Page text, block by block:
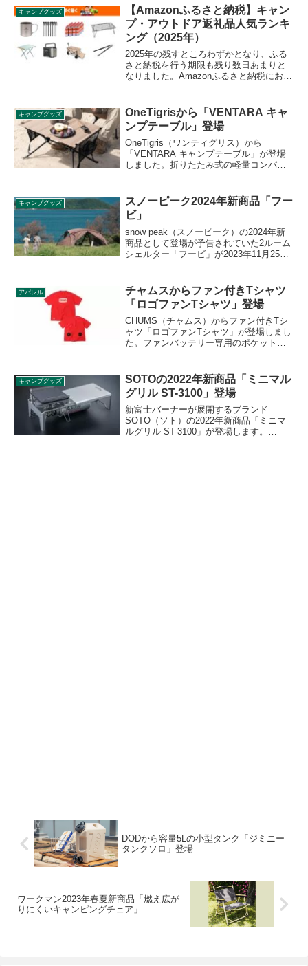
ことで、重い荷物を上に積んだり荷崩れ
を防ぐ事ができます。詳細をレビューし
ます。
キャンプグッズ
【Amazonふるさと納税】キャン
プ・アウトドア返礼品人気ランキ
ング（2025年）
2025年の残すところわずかとなり、ふる
さと納税を行う期限も残り数日あまりと
なりました。Amazonふるさと納税におけ
30日のランキングにおいて、キャンプ・
アウトドア返礼品に絞ってランキングを
ご紹介します。
キャンプグッズ
OneTigrisから「VENTARA キャ
ンプテーブル」登場
OneTigris（ワンティグリス）から
「VENTARA キャンプテーブル」が登場
しました。折りたたみ式の軽量コンパク
ており、非常にコンパクトに持ち運ぶこ
とができます。詳細をレビューします。
キャンプグッズ
スノーピーク2024年新商品「フー
ビ」
snow peak（スノーピーク）の2024年新
商品として登場が予告されていた2ルーム
シェルター「フービ」が2023年11月25日
けるフレームを無くし、​大きく開くフロ
ントパネルを採用したシェルターです。
詳細をレビューします。
アパレル
チャムスからファン付きTシャツ
「ロゴファンTシャツ」登場
CHUMS（チャムス）からファン付きTシ
ャツ「ロゴファンTシャツ」が登場しまし
た。ファンバッテリー専用のポケットが
ロゴが描かれています。詳細をレビュー
します。
キャンプグッズ
SOTOの2022年新商品「ミニマル
グリル ST-3100」登場
新富士バーナーが展開するブランド
SOTO（ソト）の2022年新商品「ミニマ
ルグリル ST-3100」が登場します。
DODから容量5Lの小型タンク「ジミニー
タンクソロ」登場
ワークマン2023年春夏新商品「燃え広が
りにくいキャンピングチェア」